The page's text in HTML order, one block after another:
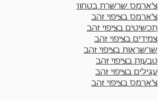
צ'ארמס שרשרת בטחון
צ'ארמס בציפוי זהב
תכשיטים בציפוי זהב
צמידים בציפוי זהב​
שרשראות בציפוי זהב
טבעות בציפוי זהב
עגילים בציפוי זהב
צ'ארמס בציפוי זהב